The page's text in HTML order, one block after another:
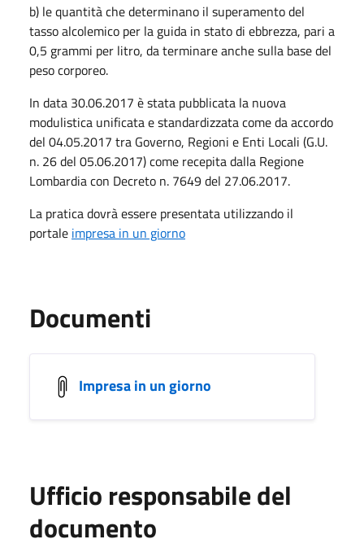
b) le quantità che determinano il superamento del
tasso alcolemico per la guida in stato di ebbrezza, pari a
0,5 grammi per litro, da terminare anche sulla base del
peso corporeo.
In data 30.06.2017 è stata pubblicata la nuova
modulistica unificata e standardizzata come da accordo
del 04.05.2017 tra Governo, Regioni e Enti Locali (G.U.
n. 26 del 05.06.2017) come recepita dalla Regione
Lombardia con Decreto n. 7649 del 27.06.2017.
La pratica dovrà essere presentata utilizzando il
portale impresa in un giorno
Documenti
Impresa in un giorno
Ufficio responsabile del
documento